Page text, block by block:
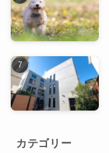
カテゴリー